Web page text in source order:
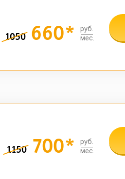
1050 660*
руб.
мес.
1150 700*
руб.
мес.